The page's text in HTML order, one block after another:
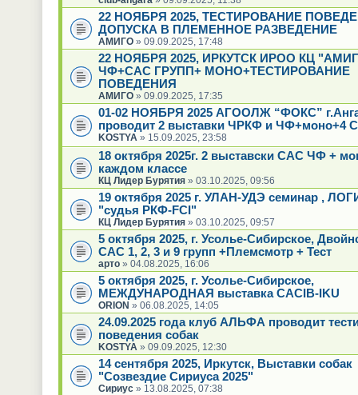
22 НОЯБРЯ 2025, ТЕСТИРОВАНИЕ
ДОПУСКА В ПЛЕМЕННОЕ РАЗВЕДЕНИЕ
АМИГО» 09.09.2025, 17:48
22 НОЯБРЯ 2025, ИРКУТСК ИРОО КЦ
ЧФ+САС ГРУПП+ МОНО+ТЕСТИРОВАНИЕ
ПОВЕДЕНИЯ
АМИГО» 09.09.2025, 17:35
01-02 НОЯБРЯ 2025 АГООЛЖ “ФОКС”
проводит 2 выставки ЧРКФ и ЧФ+моно+4
KOSTYA » 15.09.2025, 23:58
18 октября 2025г. 2 выставски САС ЧФ +
каждом классе
КЦ Лидер Бурятия» 03.10.2025, 09:56
19 октября 2025 г. УЛАН-УДЭ семинар ,
"судья РКФ-FCI"
КЦ Лидер Бурятия» 03.10.2025, 09:57
5 октября 2025, г. Усолье-Сибирское,
САС 1, 2, 3 и 9 групп +Племсмотр + Тест
арто» 04.08.2025, 16:06
5 октября 2025, г. Усолье-Сибирское,
МЕЖДУНАРОДНАЯ выставка CACIB-IKU
ORION » 06.08.2025, 14:05
24.09.2025 года клуб АЛЬФА проводит
поведения собак
KOSTYA » 09.09.2025, 12:30
14 сентября 2025, Иркутск, Выставки собак
"Созвездие Сириуса 2025"
Сириус» 13.08.2025, 07:38